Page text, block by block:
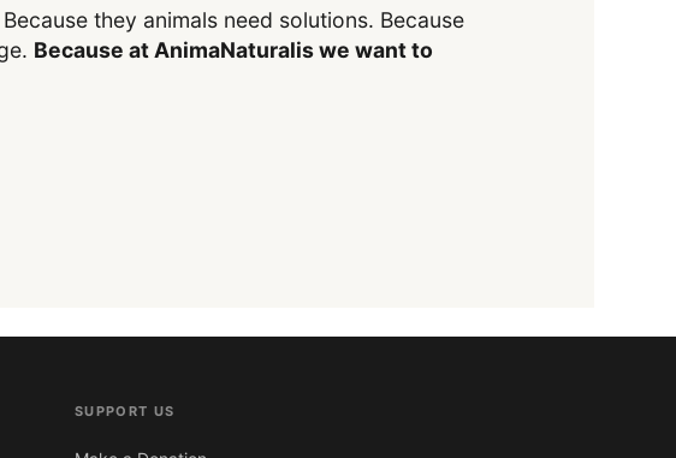
they animals need solutions. Because
Because at AnimaNaturalis we want to
SUPPORT US